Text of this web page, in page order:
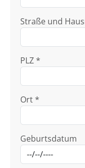
Straße und
PLZ *
Ort *
Geburtsdatum